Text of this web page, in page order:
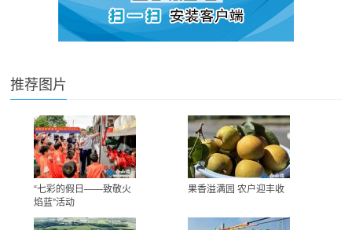
推荐图片
“七彩的假日——致敬火
焰蓝”活动
果香溢满园 农户迎丰收